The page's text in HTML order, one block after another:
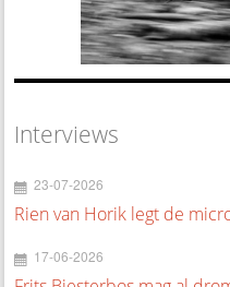
Interviews
23-07-2026
Rien van Horik legt de
17-06-2026